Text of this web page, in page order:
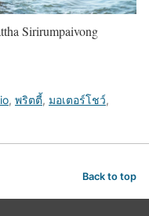
Sirirumpaivong
, พริตตี้, มอเตอร์โชว์,
Back to top